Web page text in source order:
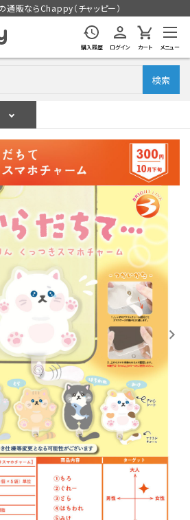
通販ならChappy（チャッピー）
購入履歴 ログイン カート メニュー
検索
ールをチェック
本体
イ
るご質問
ガイド